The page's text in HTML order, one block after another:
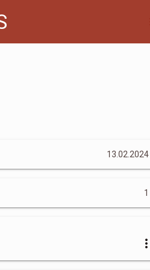
13.02.2024
1
more_vert